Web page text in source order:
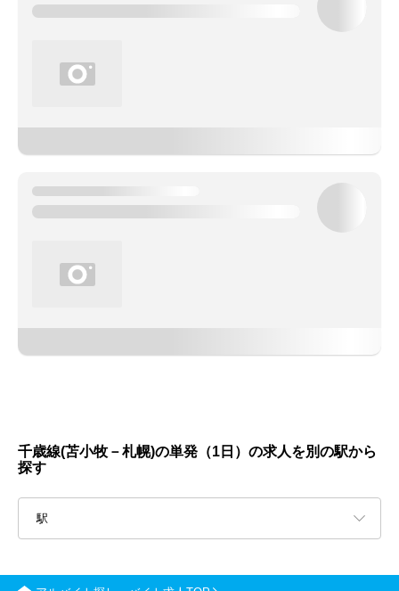
千歳線(苫小牧－札幌)の単発（1日）の求人を別の駅から
探す
駅